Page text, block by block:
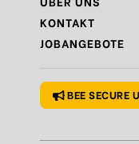
RegelN°10 – Fragen?
KONTAKT
JOBANGEBOTE
BEE SECURE